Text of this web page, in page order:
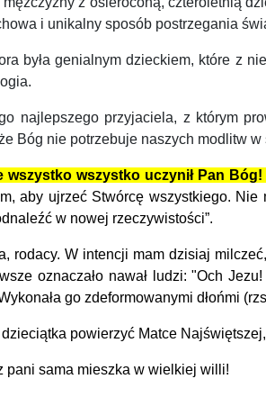
i unikalny sposób postrzegania
była genialnym dzieckiem, które z
najlepszego przyjaciela, z którym
Bóg nie potrzebuje naszych modlitw
wszystko wszystko uczynił Pan
aby ujrzeć Stwórcę wszystkiego. Nie
w nowej rzeczywistości”.
W intencji mam dzisiaj
oznaczało nawał ludzi: "Och
go zdeformowanymi dłońmi
powierzyć Matce
pani sama mieszka w wielkiej willi!